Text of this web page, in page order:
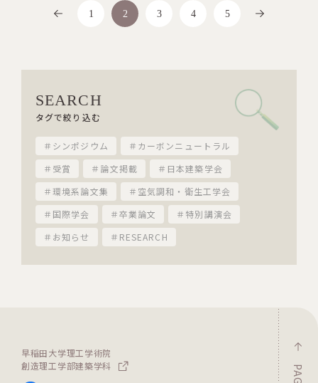
1 2 3 4 5
SEARCH
タグで絞り込む
＃シンポジウム
＃カーボンニュートラル
＃受賞
＃論文掲載
＃日本建築学会
＃環境系論文集
＃空気調和・衛生工学会
＃国際学会
＃卒業論文
＃特別講演会
＃お知らせ
＃RESEARCH
早稲田大学理工学術院
創造理工学部建築学科